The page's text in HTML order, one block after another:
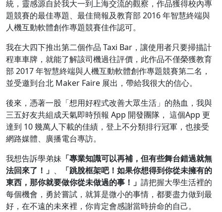
統，靈感源自於我大一到上海交流的觀察，作品獲得校內專
題競賽的最佳專題、最佳簡報及教育部 2016 年智慧終端與
人機互動軟體創作專題競賽佳作認可。
我在大四下推出第二個作品 Taxi Bar，讓使用者只要掃描計
程車車牌，就能了解該司機過往評價，此作品不僅榮獲教育
部 2017 年智慧終端與人機互動軟體創作專題競賽第二名，
並受邀到台北 Maker Faire 展出，帶給我很大的信心。
後來，憑著一股「想用好程式改善大眾生活」的熱血，我與
三五好友共組成天氣即時預報 App 開發團隊， 這個App 更
達到 10 幾萬人下載的佳績，登上不分類排行冠軍，也接受
網路媒體、廣播電台專訪。
我想告訴學弟妹 「專業知識可以再補，但有些舞台錯過就無
法回來了！」 、
「跳脫框架吧！如果你想得到你從未擁有的
東西，那你就要做你從未做過的事！」 請把握大學生活裡的
每個機會，勇於嘗試，就算是微小的事情，都要盡力做到最
好，在不遠的未來裡，你肯定會感謝當時拚命的自己。